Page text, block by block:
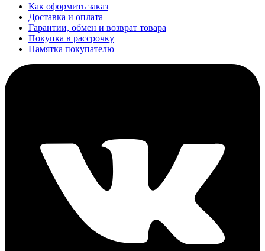
Как оформить заказ
Доставка и оплата
Гарантии, обмен и возврат товара
Покупка в рассрочку
Памятка покупателю